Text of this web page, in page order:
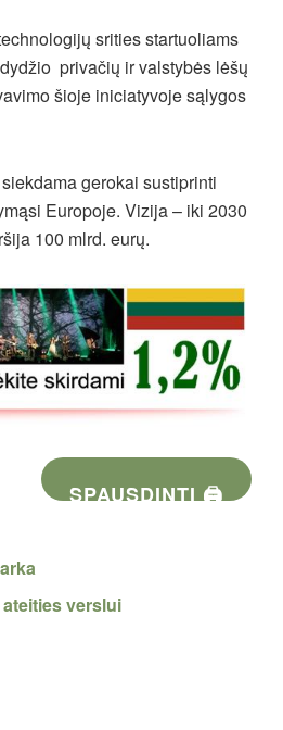
srities startuoliams
privačių ir valstybės lėšų
šioje iniciatyvoje sąlygos
gerokai sustiprinti
Europoje. Vizija – iki 2030
100 mlrd. eurų.
SPAUSDINTI 🖨
verslui